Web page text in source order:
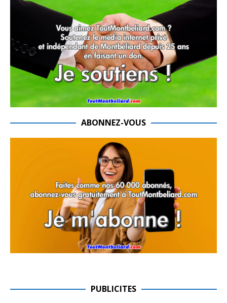
ABONNEZ-VOUS
PUBLICITES